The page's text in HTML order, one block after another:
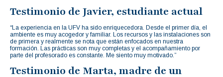
Testimonio de Javier, estudiante actual
“La experiencia en la UFV ha sido enriquecedora. Desde el primer día, el
ambiente es muy acogedor y familiar. Los recursos y las instalaciones son
de primera y realmente se nota que están enfocados en nuestra
formación. Las prácticas son muy completas y el acompañamiento por
parte del profesorado es constante. Me siento muy motivado.”
Testimonio de Marta, madre de un